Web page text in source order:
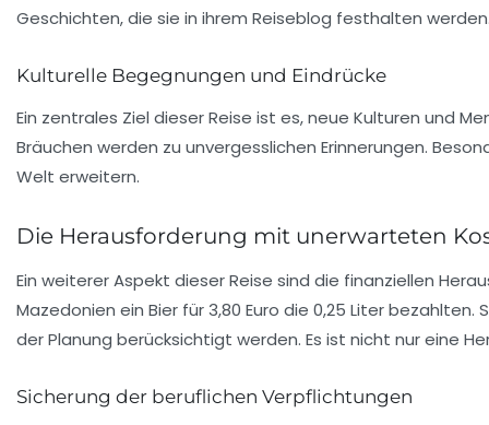
Geschichten, die sie in ihrem Reiseblog festhalten
Kulturelle Begegnungen und Eindrücke
Ein zentrales Ziel dieser Reise ist es, neue Kulturen und
Bräuchen werden zu unvergesslichen Erinnerungen.
Welt erweitern.
Die Herausforderung mit unerwarteten
Ein weiterer Aspekt dieser Reise sind die finanziellen
Mazedonien ein Bier für 3,80 Euro die 0,25 Liter
der Planung berücksichtigt werden. Es ist nicht nur eine
Sicherung der beruflichen Verpflichtungen